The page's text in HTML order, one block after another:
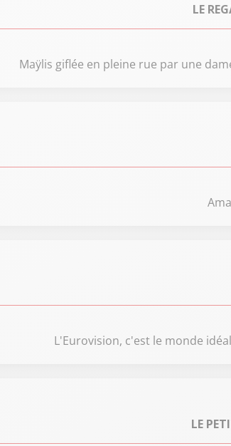
LE
Maÿlis giflée en pleine rue par une
L'Eurovision, c'est le monde
LE